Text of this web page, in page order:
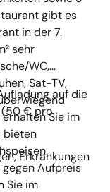
gibt es
in der 7.
sehr
WC,
Sat-TV,
Sie im
bieten
gegen Aufpreis
Sie im
auf die
(50 € pro
Erkrankungen